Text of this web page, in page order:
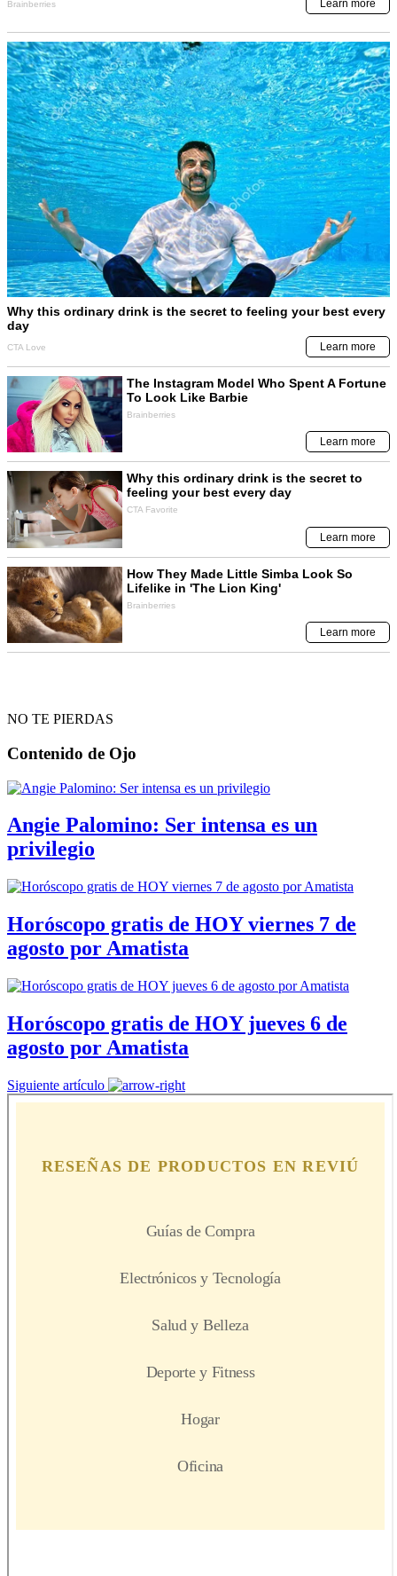
NO TE PIERDAS
Contenido de Ojo
Angie Palomino: Ser intensa es un
privilegio
Horóscopo gratis de HOY viernes 7 de
agosto por Amatista
Horóscopo gratis de HOY jueves 6 de
agosto por Amatista
Siguiente artículo